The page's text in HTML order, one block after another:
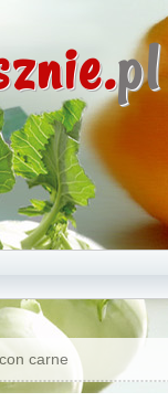
pl
carne